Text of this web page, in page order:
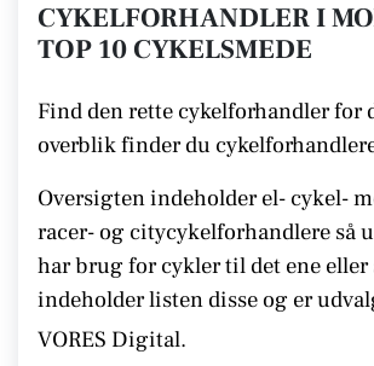
CYKELFORHANDLER I
TOP 10 CYKELSMEDE
Find den rette cykelforhandler for
overblik finder du
Oversigten indeholder el- cykel-
racer- og citycykelforhandlere så
har brug for cykler til det ene eller
indeholder listen disseog er
VORES Digital.